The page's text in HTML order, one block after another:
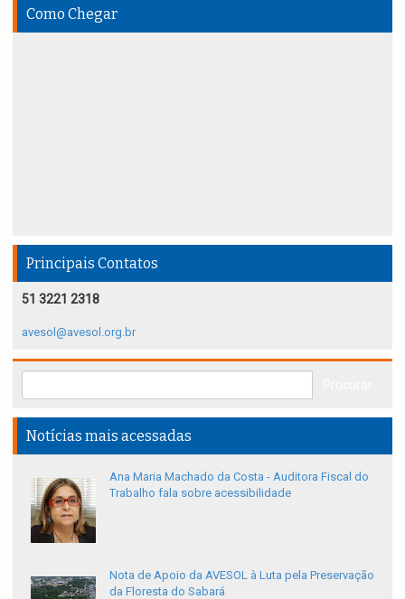
Como Chegar
Principais Contatos
51 3221 2318
avesol@avesol.org.br
Notícias mais acessadas
Ana Maria Machado da Costa - Auditora Fiscal do
Trabalho fala sobre acessibilidade
Nota de Apoio da AVESOL à Luta pela Preservação
da Floresta do Sabará